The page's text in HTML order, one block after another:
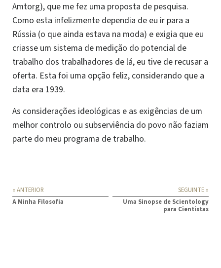
Amtorg), que me fez uma proposta de pesquisa.
Como esta infelizmente dependia de eu ir para a
Rússia (o que ainda estava na moda) e exigia que eu
criasse um sistema de medição do potencial de
trabalho dos trabalhadores de lá, eu tive de recusar a
oferta. Esta foi uma opção feliz, considerando que a
data era 1939.
As considerações ideológicas e as exigências de um
melhor controlo ou subserviência do povo não faziam
parte do meu programa de trabalho.
« ANTERIOR
A Minha Filosofia
SEGUINTE »
Uma Sinopse de Scientology
para Cientistas